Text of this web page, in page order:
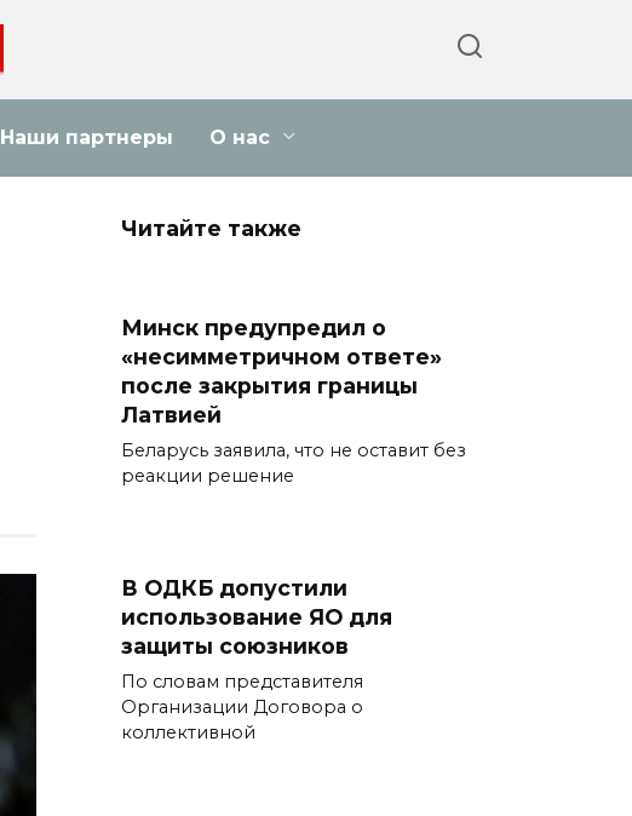
Наши партнеры О нас
Читайте также
Минск предупредил о
«несимметричном ответе»
после закрытия границы
Латвией
Беларусь заявила, что не оставит без
реакции решение
В ОДКБ допустили
использование ЯО для
защиты союзников
По словам представителя
Организации Договора о
коллективной